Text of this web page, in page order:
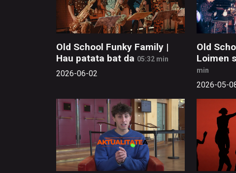
Old School Funky Family |
Hau patata bat da 05:32 min
2026-06-02
Old
Loimen
min
2026-05-